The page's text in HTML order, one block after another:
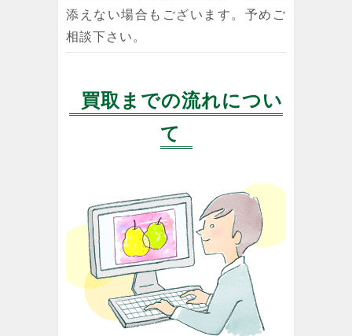
添えない場合もございます。予めご
相談下さい。
買取までの流れについ
て